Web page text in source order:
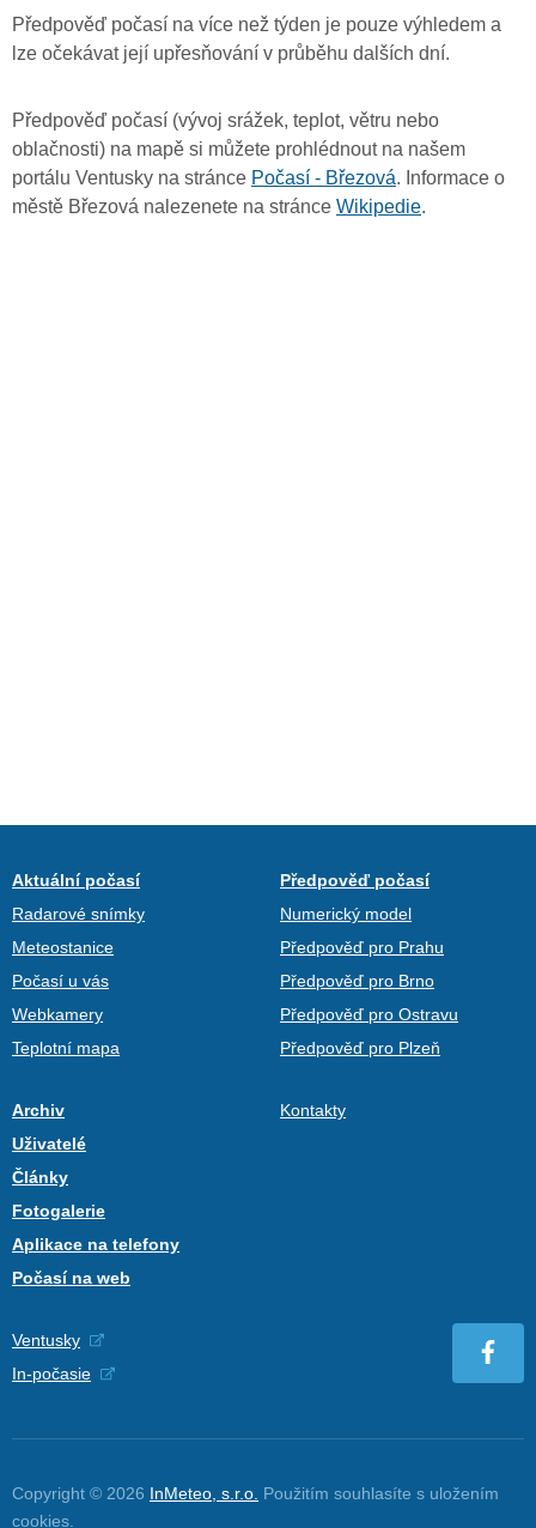
Předpověď počasí na více než týden je pouze výhledem a
lze očekávat její upřesňování v průběhu dalších dní.
Předpověď počasí (vývoj srážek, teplot, větru nebo
oblačnosti) na mapě si můžete prohlédnout na našem
portálu Ventusky na stránce Počasí - Březová. Informace o
městě Březová nalezenete na stránce Wikipedie.
Aktuální počasí
Radarové snímky
Meteostanice
Počasí u vás
Webkamery
Teplotní mapa
Předpověď počasí
Numerický model
Předpověď pro Prahu
Předpověď pro Brno
Předpověď pro Ostravu
Předpověď pro Plzeň
Archiv
Uživatelé
Články
Fotogalerie
Aplikace na telefony
Počasí na web
Kontakty
Ventusky
In-počasie
Copyright © 2026 InMeteo, s.r.o. Použitím souhlasíte s uložením
cookies